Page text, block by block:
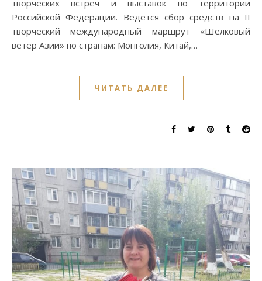
творческих встреч и выставок по территории
Российской Федерации. Ведётся сбор средств на II
творческий международный маршрут «Шёлковый
ветер Азии» по странам: Монголия, Китай,…
ЧИТАТЬ ДАЛЕЕ